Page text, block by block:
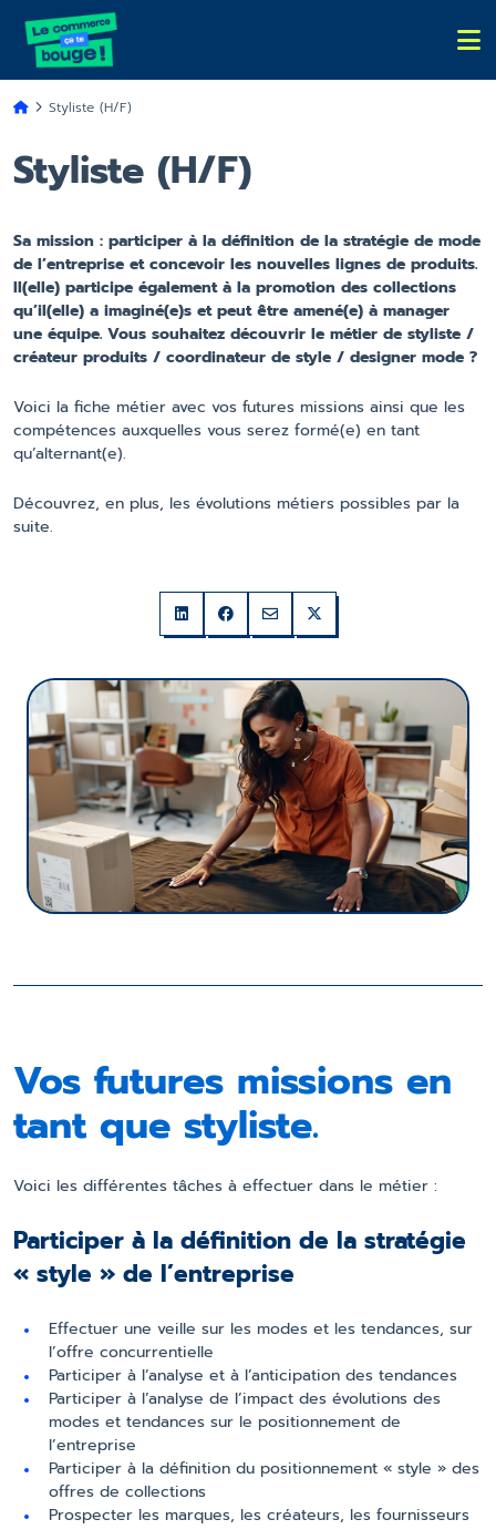
Styliste (H/F)
Styliste (H/F)
Sa mission : participer à la définition de la stratégie de mode
de l’entreprise et concevoir les nouvelles lignes de produits.
Il(elle) participe également à la promotion des collections
qu’il(elle) a imaginé(e)s et peut être amené(e) à manager
une équipe. Vous souhaitez découvrir le métier de styliste /
créateur produits / coordinateur de style / designer mode ?
Voici la fiche métier avec vos futures missions ainsi que les
compétences auxquelles vous serez formé(e) en tant
qu’alternant(e).
Découvrez, en plus, les évolutions métiers possibles par la
suite.
Vos futures missions en
tant que styliste.
Voici les différentes tâches à effectuer dans le métier :
Participer à la définition de la stratégie
« style » de l’entreprise
Effectuer une veille sur les modes et les tendances, sur
l’offre concurrentielle
Participer à l’analyse et à l’anticipation des tendances
Participer à l’analyse de l’impact des évolutions des
modes et tendances sur le positionnement de
l’entreprise
Participer à la définition du positionnement « style » des
offres de collections
Prospecter les marques, les créateurs, les fournisseurs